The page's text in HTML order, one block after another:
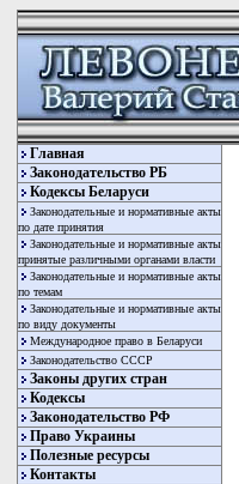
Главная
Законодательство РБ
Кодексы Беларуси
Законодательные и нормативные акты
по дате принятия
Законодательные и нормативные акты
принятые различными органами власти
Законодательные и нормативные акты
по темам
Законодательные и нормативные акты
по виду документы
Международное право в Беларуси
Законодательство СССР
Законы других стран
Кодексы
Законодательство РФ
Право Украины
Полезные ресурсы
Контакты